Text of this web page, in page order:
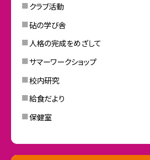
クラブ活動
砧の学び舎
人格の完成をめざして
サマーワークショップ
校内研究
給食だより
保健室